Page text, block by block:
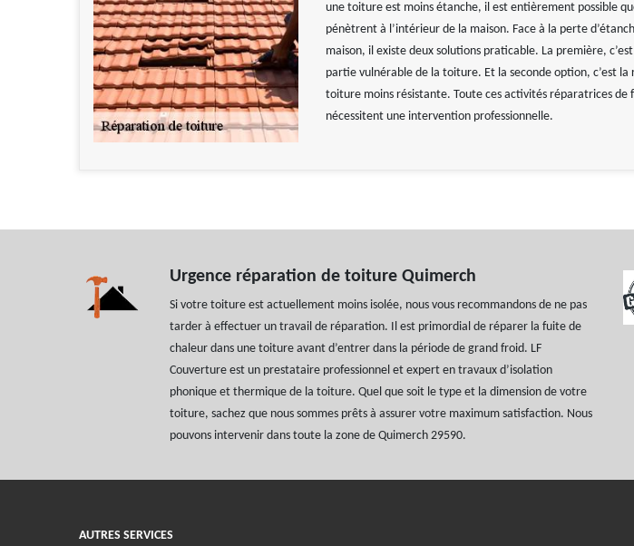
une toiture est moins étanche, il est entièrement possible
pénètrent à l’intérieur de la maison. Face à la perte
maison, il existe deux solutions praticable. La première,
partie vulnérable de la toiture. Et la seconde option, c’est
toiture moins résistante. Toute ces activités réparatrices
nécessitent une intervention professionnelle.
Urgence réparation de toiture Quimerch
Si votre toiture est actuellement moins isolée, nous vous recommandons de ne pas
tarder à effectuer un travail de réparation. Il est primordial de réparer la fuite de
chaleur dans une toiture avant d’entrer dans la période de grand froid. LF
Couverture est un prestataire professionnel et expert en travaux d’isolation
phonique et thermique de la toiture. Quel que soit le type et la dimension de votre
toiture, sachez que nous sommes prêts à assurer votre maximum satisfaction. Nous
pouvons intervenir dans toute la zone de Quimerch 29590.
AUTRES SERVICES